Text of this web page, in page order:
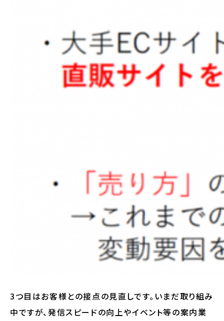
3つ目はお客様との接点の見直しです。いまだ取り組み
中ですが、発信スピードの向上やイベント等の案内業